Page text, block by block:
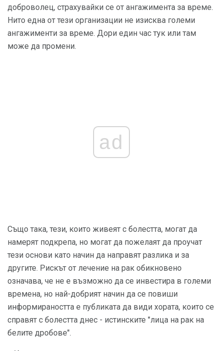
доброволец, страхувайки се от ангажимента за време.
Нито една от тези организации не изисква големи
ангажименти за време. Дори един час тук или там
може да промени.
ad
Също така, тези, които живеят с болестта, могат да
намерят подкрепа, но могат да пожелаят да проучат
тези основи като начин да направят разлика и за
другите. Рискът от лечение на рак обикновено
означава, че не е възможно да се инвестира в големи
времена, но най-добрият начин да се повиши
информираността е публиката да види хората, които се
справят с болестта днес - истинските "лица на рак на
белите дробове".